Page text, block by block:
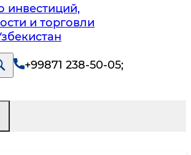
инвестиций,
и торговли
+99871 238-50-05;